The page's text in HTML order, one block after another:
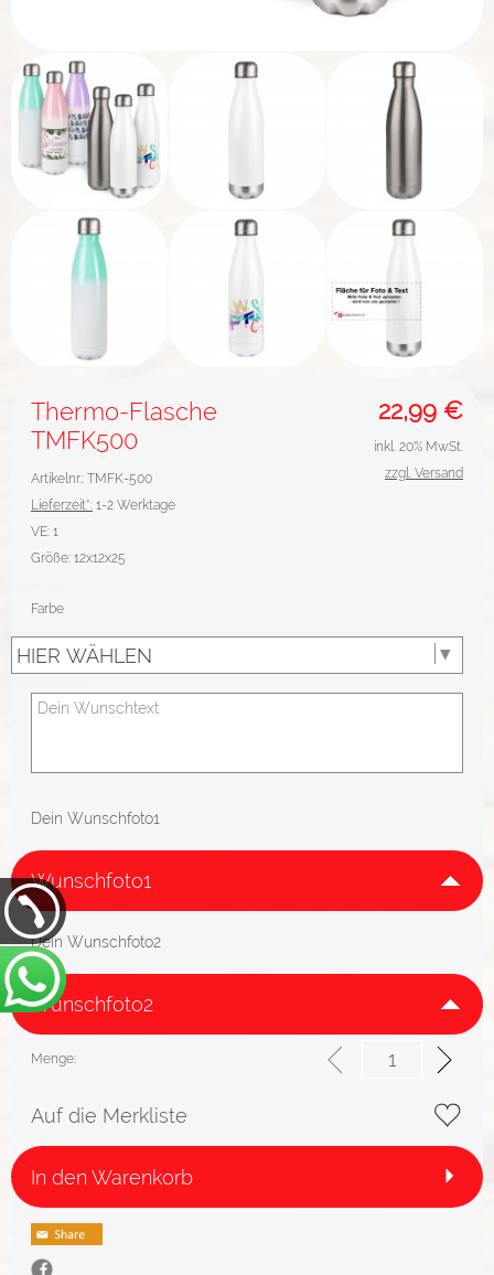
22,99 €
Thermo-Flasche
TMFK500
Artikelnr.: TMFK-500
Lieferzeit*: 1-2 Werktage
VE: 1
Größe: 12x12x25
inkl. 20% MwSt.
zzgl. Versand
Farbe
Dein Wunschfoto1
Wunschfoto1
Dein Wunschfoto2
Wunschfoto2
Menge:
Auf die Merkliste
In den Warenkorb